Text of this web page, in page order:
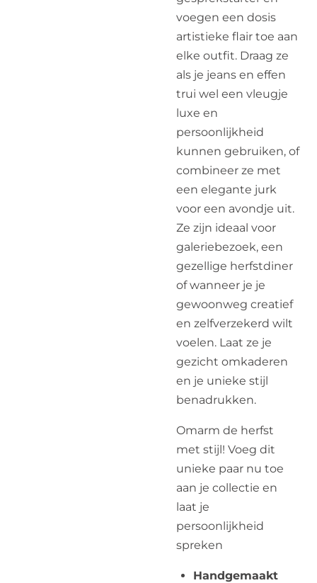
voegen een dosis
artistieke flair toe aan
elke outfit. Draag ze
als je jeans en effen
trui wel een vleugje
luxe en
persoonlijkheid
kunnen gebruiken, of
combineer ze met
een elegante jurk
voor een avondje uit.
Ze zijn ideaal voor
galeriebezoek, een
gezellige herfstdiner
of wanneer je je
gewoonweg creatief
en zelfverzekerd wilt
voelen. Laat ze je
gezicht omkaderen
en je unieke stijl
benadrukken.
Omarm de herfst
met stijl! Voeg dit
unieke paar nu toe
aan je collectie en
laat je
persoonlijkheid
spreken
Handgemaakt